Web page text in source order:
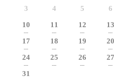
3 4 5 6
10
---
11
---
12
---
13
---
17
---
18
---
19
---
20
---
24
---
25
---
26
---
27
---
31